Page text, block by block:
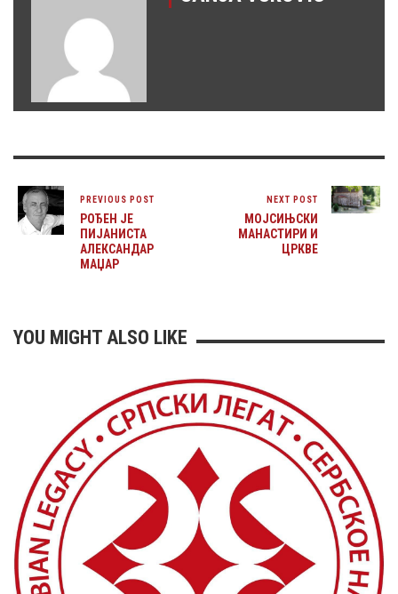
PREVIOUS POST
РОЂЕН ЈЕ
ПИЈАНИСТА
АЛЕКСАНДАР
МАЏАР
NEXT POST
МОЈСИЊСКИ
МАНАСТИРИ И
ЦРКВЕ
YOU MIGHT ALSO LIKE